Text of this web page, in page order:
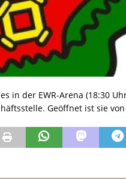
in der EWR-Arena (18:30
Geöffnet ist sie